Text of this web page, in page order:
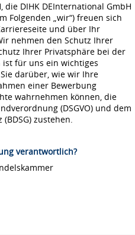
die DIHK DEInternational GmbH
Folgenden „wir“) freuen sich
und über Ihr
nehmen den Schutz Ihrer
Ihrer Privatsphäre bei der
für uns ein wichtiges
darüber, wie wir Ihre
einer Bewerbung
wahrnehmen können, die
(DSGVO) und dem
zustehen.
verantwortlich?